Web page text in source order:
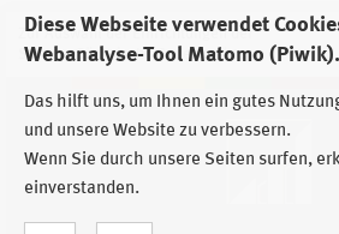
Diese Webseite verwendet
Webanalyse-Tool Matomo (Piwik).
Das hilft uns, um Ihnen ein gutes
und unsere Website zu verbessern.
Wenn Sie durch unsere Seiten surfen,
einverstanden.
Zur Auswahl der Einrichtungen der
Stiftung Sächsische Gedenkstätten